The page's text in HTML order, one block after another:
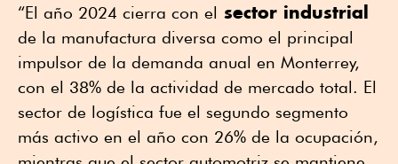
“El año 2024 cierra con el sector industrial
de la manufactura diversa como el principal
impulsor de la demanda anual en Monterrey,
con el 38% de la actividad de mercado total. El
sector de logística fue el segundo segmento
más activo en el año con 26% de la ocupación,